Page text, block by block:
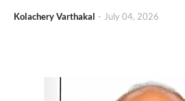
Kolachery Varthakal - July 04, 2026